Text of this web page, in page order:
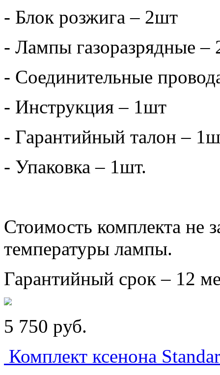
- Блок розжига – 2шт
- Лампы газоразрядные –
- Соединительные
- Инструкция – 1шт
- Гарантийный талон –
- Упаковка – 1шт.
Стоимость комплекта не
температуры лампы.
Гарантийный срок – 12
5 750 pуб.
Комплект ксенона